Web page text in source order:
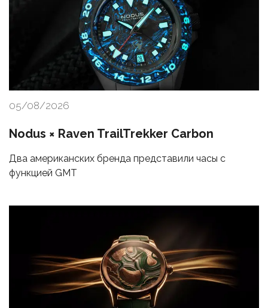
05/08/2026
Nodus × Raven TrailTrekker Carbon
Два американских бренда представили часы с
функцией GMT